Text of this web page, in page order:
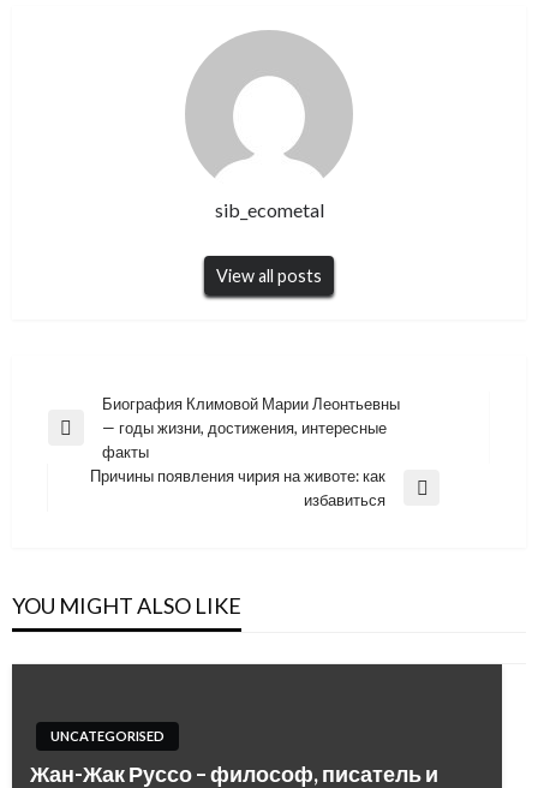
sib_ecometal
View all posts
Навигация
по
записям
Previous
Биография Климовой Марии Леонтьевны
— годы жизни, достижения, интересные
факты
Причины появления чирия на животе: как
избавиться
YOU MIGHT ALSO LIKE
UNCATEGORISED
Жан-Жак Руссо – философ, писатель и